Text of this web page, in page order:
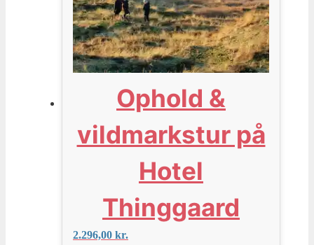
Ophold &
vildmarkstur på
Hotel
Thinggaard
2.296,00 kr.